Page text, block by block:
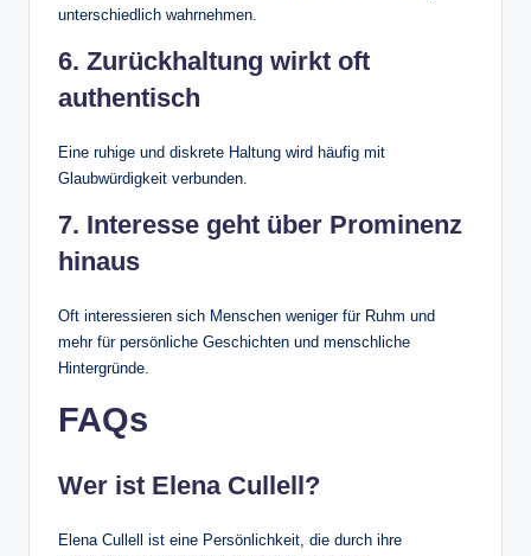
unterschiedlich wahrnehmen.
6. Zurückhaltung wirkt oft
authentisch
Eine ruhige und diskrete Haltung wird häufig mit
Glaubwürdigkeit verbunden.
7. Interesse geht über Prominenz
hinaus
Oft interessieren sich Menschen weniger für Ruhm und
mehr für persönliche Geschichten und menschliche
Hintergründe.
FAQs
Wer ist Elena Cullell?
Elena Cullell ist eine Persönlichkeit, die durch ihre